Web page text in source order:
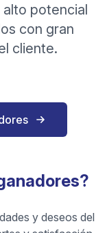
potencial
con gran
cliente.
y deseos del